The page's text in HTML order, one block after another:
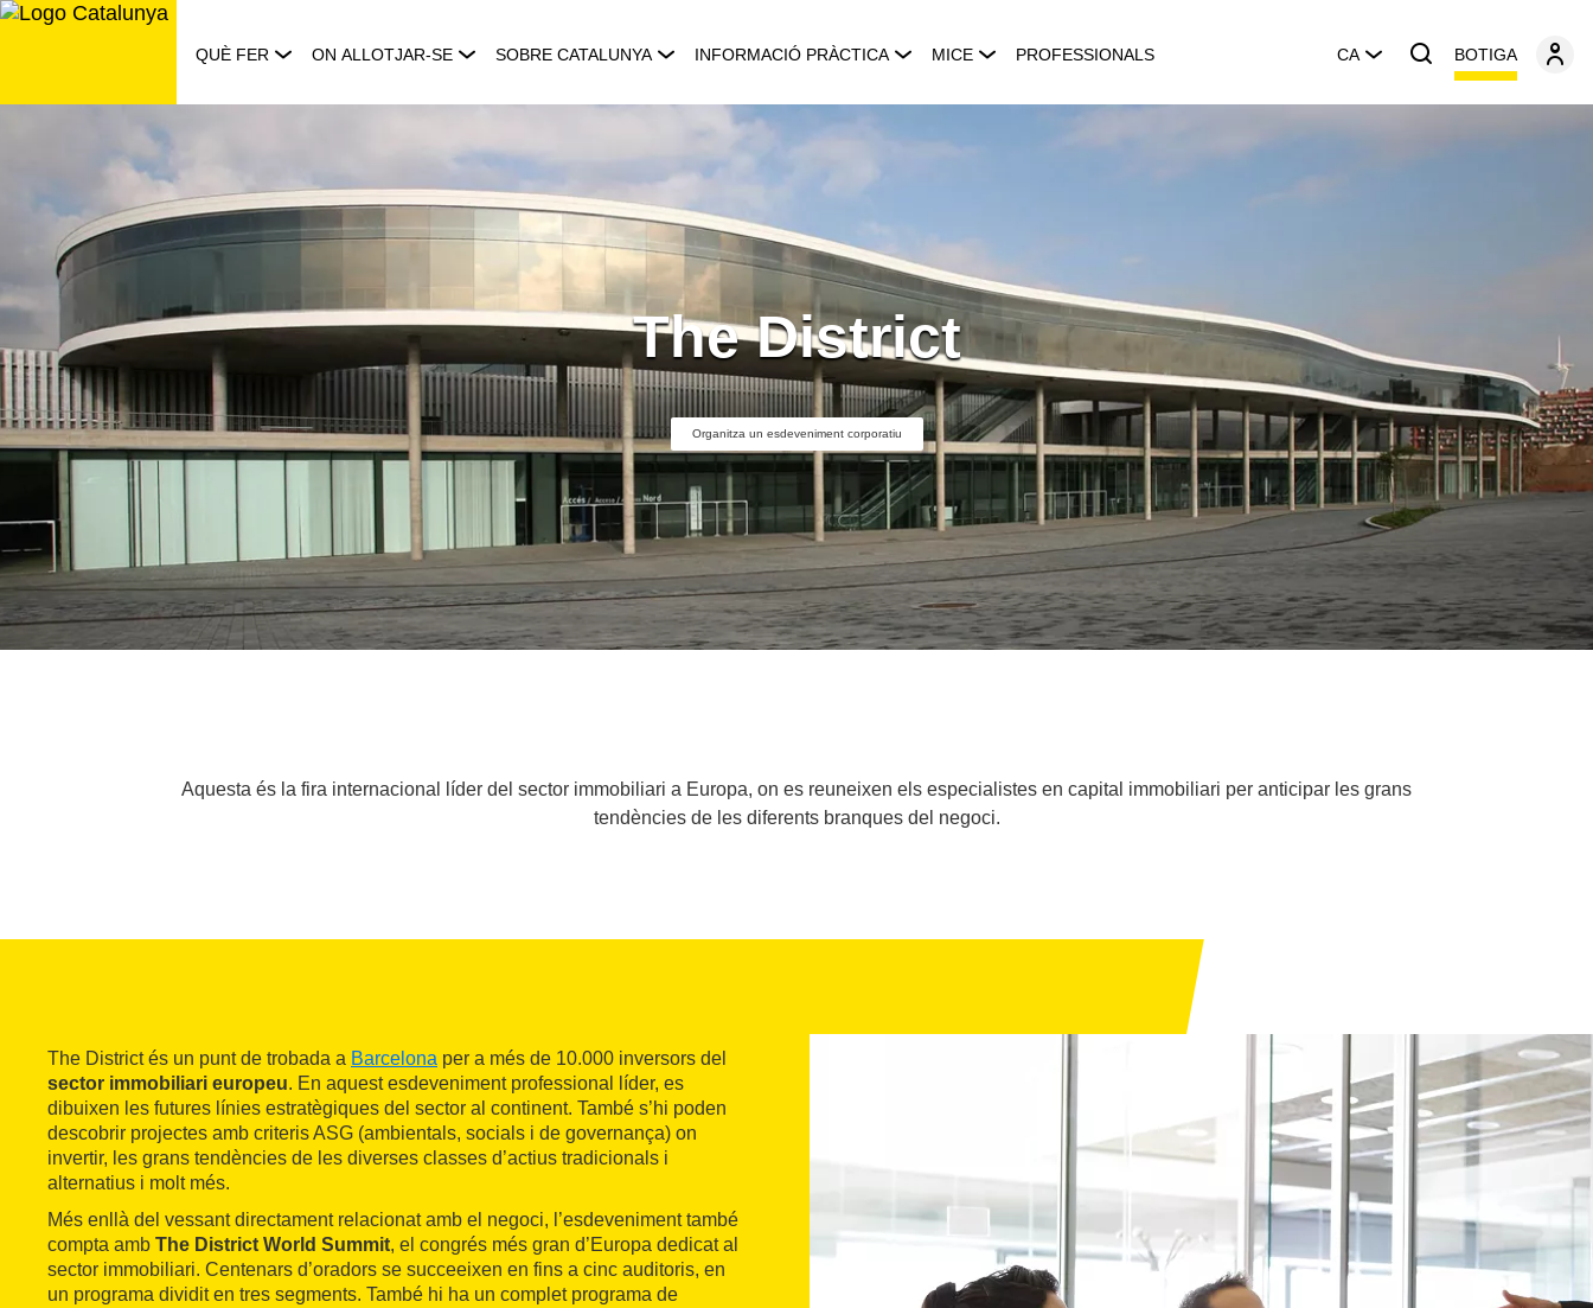
Saltar
QUÈ FER ON ALLOTJAR-SE SOBRE CATALUNYA INFORMACIÓ PRÀCTICA MICE PROFESSIONALS CA BOTIGA
The District
Organitza un esdeveniment corporatiu
Aquesta és la fira internacional líder del sector immobiliari a Europa, on es reuneixen els especialistes en capital immobiliari per anticipar les grans
tendències de les diferents branques del negoci.
The District és un punt de trobada a Barcelona per a més de 10.000 inversors del
sector immobiliari europeu. En aquest esdeveniment professional líder, es
dibuixen les futures línies estratègiques del sector al continent. També s’hi poden
descobrir projectes amb criteris ASG (ambientals, socials i de governança) on
invertir, les grans tendències de les diverses classes d’actius tradicionals i
alternatius i molt més.
Més enllà del vessant directament relacionat amb el negoci, l’esdeveniment també
compta amb The District World Summit, el congrés més gran d’Europa dedicat al
sector immobiliari. Centenars d’oradors se succeeixen en fins a cinc auditoris, en
un programa dividit en tres segments. També hi ha un complet programa de